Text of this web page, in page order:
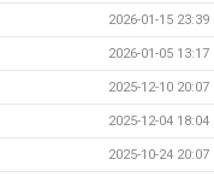
2026-01-15 23:39
2026-01-05 13:17
2025-12-10 20:07
2025-12-04 18:04
2025-10-24 20:07